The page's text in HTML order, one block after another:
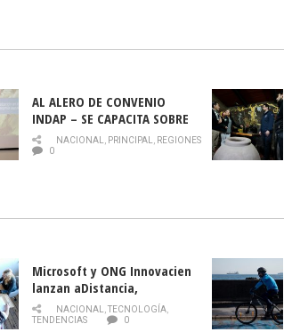
AL ALERO DE CONVENIO
INDAP – SE CAPACITA SOBRE
PLAGA DROSOPHILA SUZUKII
NACIONAL PRINCIPAL
REGIONES
0
Microsoft y ONG Innovacien
lanzan aDistancia,
plataforma con cursos
gratuitos online sobre
NACIONAL TECNOLOGÍA,
TENDENCIAS
0